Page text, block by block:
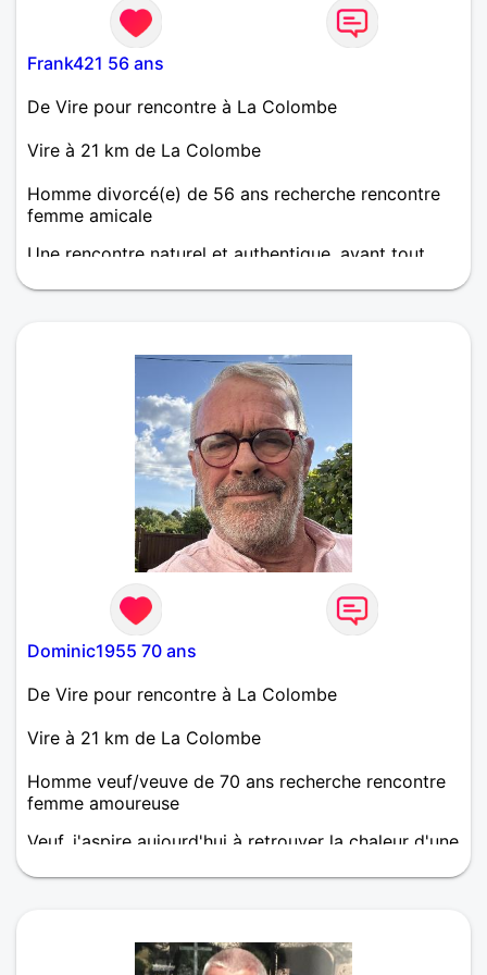
Frank421 56 ans
De Vire pour rencontre à La Colombe
Vire à 21 km de La Colombe
Homme divorcé(e) de 56 ans recherche rencontre
femme amicale
Une rencontre naturel et authentique, avant tout ,
sens. Et vous ?
Dominic1955 70 ans
De Vire pour rencontre à La Colombe
Vire à 21 km de La Colombe
Homme veuf/veuve de 70 ans recherche rencontre
femme amoureuse
Veuf, j'aspire aujourd'hui à retrouver la chaleur d'une
petits bonheurs de la vie et je crois qu'ils se
qualités importantes. Je suis calme mais